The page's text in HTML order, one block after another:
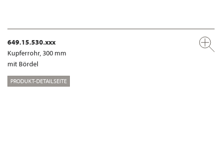
649.15.530.xxx
Kupferrohr, 300 mm
mit Bördel
PRODUKT-DETAILSEITE